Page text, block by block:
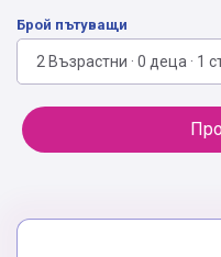
Брой пътуващи
2 Възрастни · 0 деца · 1